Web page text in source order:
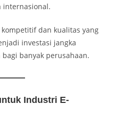
internasional.
dan kualitas yang
investasi jangka
banyak perusahaan.
Industri E-